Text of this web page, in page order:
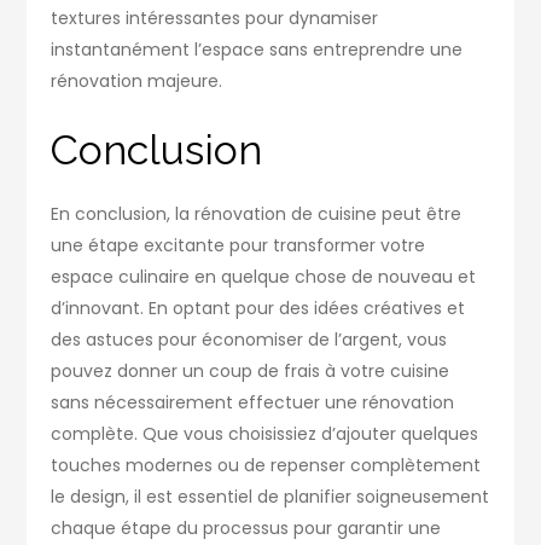
textures intéressantes pour dynamiser
instantanément l’espace sans entreprendre une
rénovation majeure.
Conclusion
En conclusion, la rénovation de cuisine peut être
une étape excitante pour transformer votre
espace culinaire en quelque chose de nouveau et
d’innovant. En optant pour des idées créatives et
des astuces pour économiser de l’argent, vous
pouvez donner un coup de frais à votre cuisine
sans nécessairement effectuer une rénovation
complète. Que vous choisissiez d’ajouter quelques
touches modernes ou de repenser complètement
le design, il est essentiel de planifier soigneusement
chaque étape du processus pour garantir une